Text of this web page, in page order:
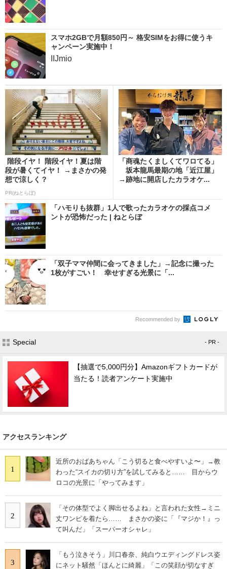
スマホ2GBで月額850円～ 格安SIMをお得に使うキ
ャンペーン実施中！
IIJmio
階段イヤ！ 階段イヤ！夏は階
段が暑くてイヤ！ →まさかの発
想で涼しく？
PR(ねとらぼ)
「商魂たくましくてワロてる」
坂本龍馬最期の地「近江屋」
→跡地に開店したカラオケ...
「ハモりも抜群」1人で歌ったカラオケの採点コメ
ントが恐怖だった | ねとらぼ
「双子ママ仲間に会ってきました」→記念に撮った
1枚がすごい！ 幸せすぎる光景に「...
Recommended by
Special - PR -
【抽選で5,000円分】Amazonギフトカードが
当たる！読者アンケート実施中
アクセスランキング
1
近所のおばあちゃん「こう切ると食べやすいよ〜」→教
わった“スイカの切り方”を試してみると…… 目からウ
ロコの光景に「やってみます」
2
「その体型でよく脚出せるよね」と言われた女性→ミニ
丈ワンピを着たら…… まさかの姿に「『マジか！』っ
て叫んだ」「スーパーオシャレ」
3
「もう泣きそう」川口春奈、純白ウエディングドレス姿
にネット騒然「ほんとに綺麗」「この笑顔が切なすぎ